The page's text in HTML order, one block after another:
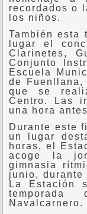
recordados o
los niños.
También esta
lugar el
Clarinetes,
Conjunto
Escuela
de
que se
Centro. Las
una hora
Durante este
un lugar
horas, el
acoge la
gimnasia
junio,
La Estación
Navalcarnero.